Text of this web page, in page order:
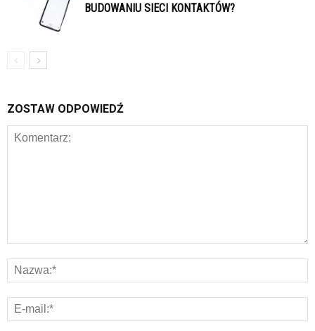
BUDOWANIU SIECI KONTAKTÓW?
ZOSTAW ODPOWIEDŹ